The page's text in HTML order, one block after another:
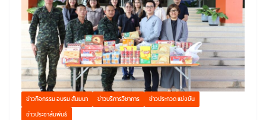
ข่าวกิจกรรม อบรม สัมมนา ข่าวบริการวิชาการ
ข่าวประกวด แข่งขัน
ข่าวประชาสัมพันธ์